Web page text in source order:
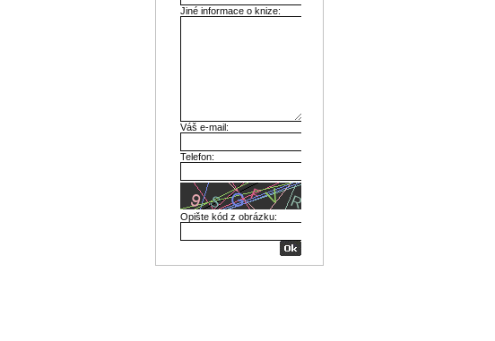
Jiné informace o knize:
Váš e-mail:
Telefon:
Opište kód z obrázku: